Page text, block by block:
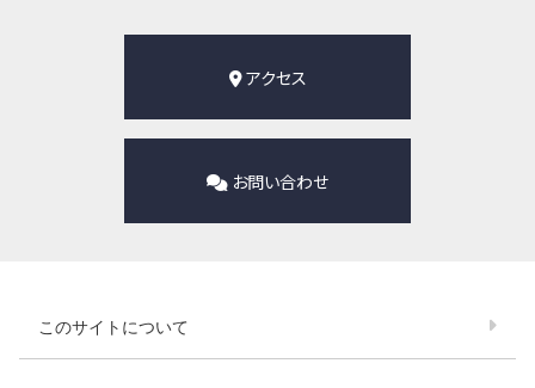
アクセス
お問い合わせ
このサイトについて